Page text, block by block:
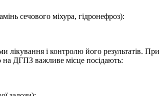
сечового міхура, гідронефроз):
лікування і контролю його результатів. При
на ДГПЗ важливе місце посідають: